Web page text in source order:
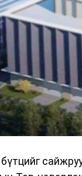
олон
холбогдох
зөвлөмж
ахлах
зохион
ын үеэр